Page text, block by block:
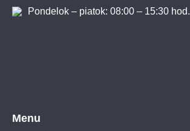
Pondelok – piatok: 08:00 – 15:30 hod.
Menu